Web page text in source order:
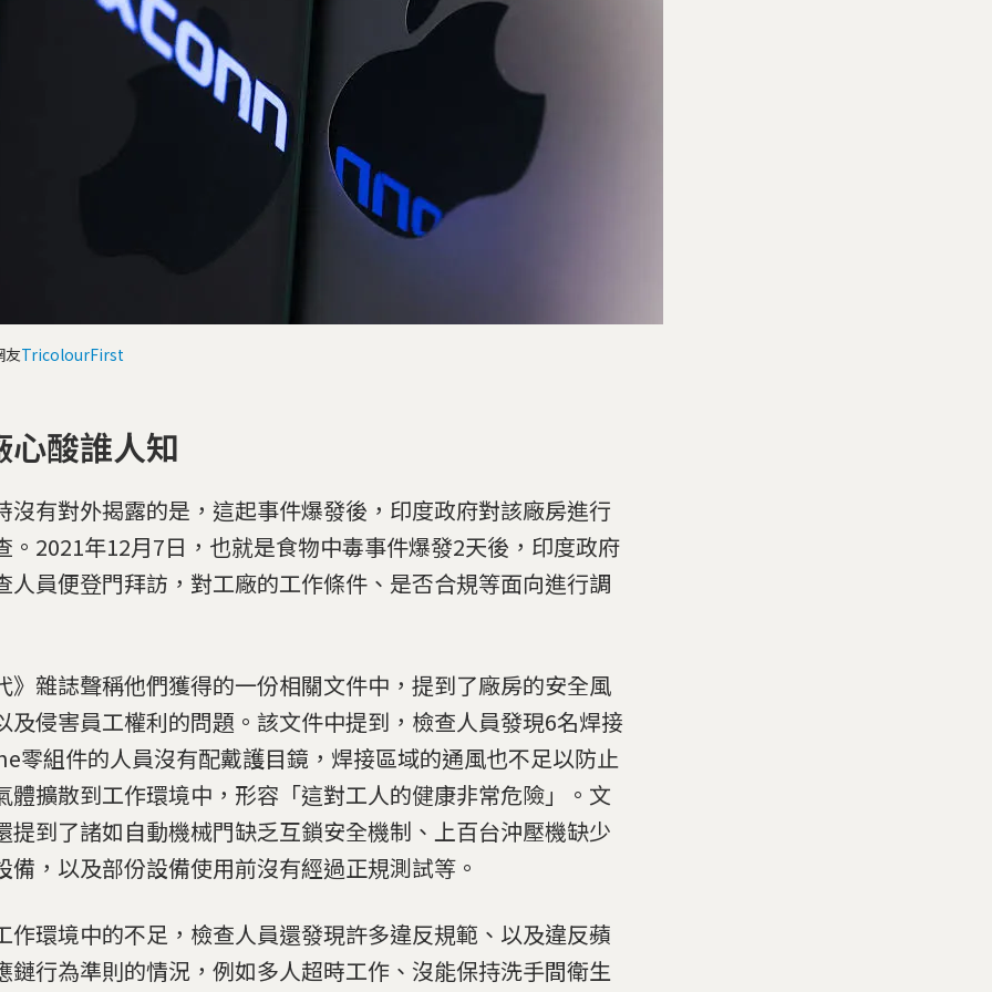
友TricolourFirst
心酸誰人知
沒有對外揭露的是，這起事件爆發後，印度政府對該廠房進行
。2021年12月7日，也就是食物中毒事件爆發2天後，印度政府
人員便登門拜訪，對工廠的工作條件、是否合規等面向進行調
》雜誌聲稱他們獲得的一份相關文件中，提到了廠房的安全風
及侵害員工權利的問題。該文件中提到，檢查人員發現6名焊接
零組件的人員沒有配戴護目鏡，焊接區域的通風也不足以防止
體擴散到工作環境中，形容「這對工人的健康非常危險」。文
提到了諸如自動機械門缺乏互鎖安全機制、上百台沖壓機缺少
備，以及部份設備使用前沒有經過正規測試等。
作環境中的不足，檢查人員還發現許多違反規範、以及違反蘋
鏈行為準則的情況，例如多人超時工作、沒能保持洗手間衛生